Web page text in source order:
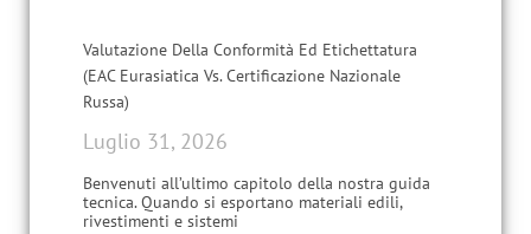
Valutazione Della Conformità Ed Etichettatura
(EAC Eurasiatica Vs. Certificazione Nazionale
Russa)
Luglio 31, 2026
Benvenuti all’ultimo capitolo della nostra guida
tecnica. Quando si esportano materiali edili,
rivestimenti e sistemi